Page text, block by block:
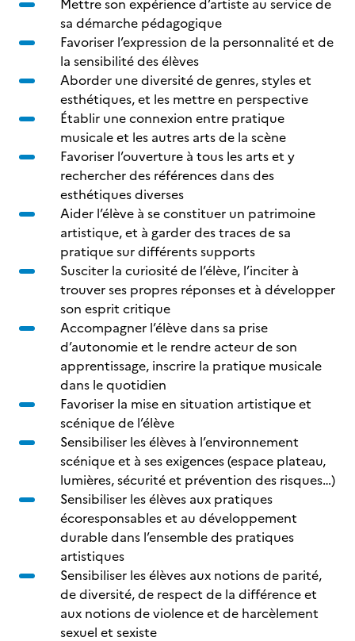
Mettre son expérience d’artiste au service de
sa démarche pédagogique
Favoriser l’expression de la personnalité et de
la sensibilité des élèves
Aborder une diversité de genres, styles et
esthétiques, et les mettre en perspective
Établir une connexion entre pratique
musicale et les autres arts de la scène
Favoriser l’ouverture à tous les arts et y
rechercher des références dans des
esthétiques diverses
Aider l’élève à se constituer un patrimoine
artistique, et à garder des traces de sa
pratique sur différents supports
Susciter la curiosité de l’élève, l’inciter à
trouver ses propres réponses et à développer
son esprit critique
Accompagner l’élève dans sa prise
d’autonomie et le rendre acteur de son
apprentissage, inscrire la pratique musicale
dans le quotidien
Favoriser la mise en situation artistique et
scénique de l’élève
Sensibiliser les élèves à l’environnement
scénique et à ses exigences (espace plateau,
lumières, sécurité et prévention des risques…)
Sensibiliser les élèves aux pratiques
écoresponsables et au développement
durable dans l’ensemble des pratiques
artistiques
Sensibiliser les élèves aux notions de parité,
de diversité, de respect de la différence et
aux notions de violence et de harcèlement
sexuel et sexiste